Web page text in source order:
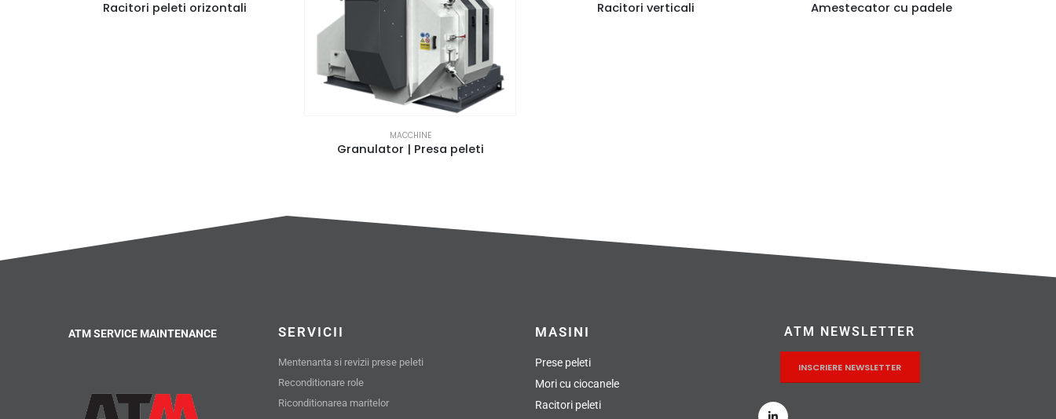
Racitori peleti orizontali
MACCHINE
Granulator | Presa peleti
Racitori verticali Amestecator cu padele
ATM SERVICE MAINTENANCE SERVICII
Mentenanta si revizii prese peleti
Reconditionare role
Riconditionarea maritelor
MASINI
Prese peleti
Mori cu ciocanele
Racitori peleti
ATM NEWSLETTER
INSCRIERE NEWSLETTER